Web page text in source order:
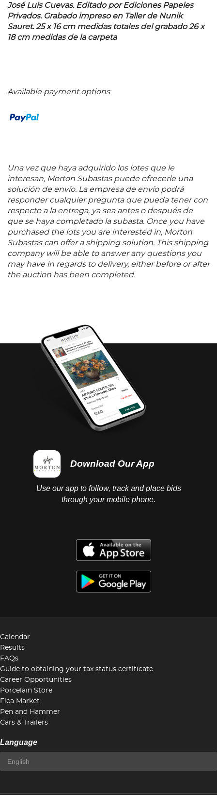
José Luis Cuevas. Editado por Ediciones Papeles
Privados. Grabado impreso en Taller de Nunik
Sauret. 25 x 16 cm medidas totales del grabado 26 x
18 cm medidas de la carpeta
Available payment options
Una vez que haya adquirido los lotes que le
interesan, Morton Subastas puede ofrecerle una
solución de envío. La empresa de envío podrá
responder cualquier pregunta que pueda tener con
respecto a la entrega, ya sea antes o después de
que se haya completado la subasta. Once you have
purchased the lots you are interested in, Morton
Subastas can offer a shipping solution. This shipping
company will be able to answer any questions you
may have in regards to delivery, either before or after
the auction has been completed.
Download Our App
Use our app to follow, track and place bids
through your mobile phone.
Calendar
Results
FAQs
Guide to obtaining your tax status certificate
Career Opportunities
Porcelain Store
Flea Market
Pen and Hammer
Cars & Trailers
Language